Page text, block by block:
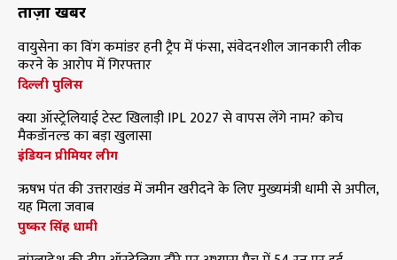
ताज़ा खबरें
वायुसेना का विंग कमांडर हनी ट्रैप में फंसा, संवेदनशील जानकारी लीक
करने के आरोप में गिरफ्तार
दिल्ली पुलिस
क्या ऑस्ट्रेलियाई टेस्ट खिलाड़ी IPL 2027 से वापस लेंगे नाम? कोच
मैकडॉनल्ड का बड़ा खुलासा
इंडियन प्रीमियर लीग
ऋषभ पंत की उत्तराखंड में जमीन खरीदने के लिए मुख्यमंत्री धामी से अपील,
यह मिला जवाब
पुष्कर सिंह धामी